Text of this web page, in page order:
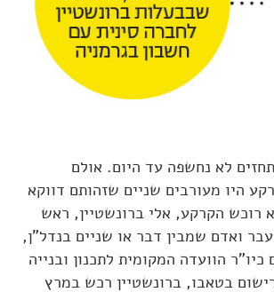
לא נחשפה עד היום. אולם
היו מעורבים שניים שזהותם דווקא
רוכש הקרקע, אלי ברונשטיין, ראש
ואדם שמבין דבר או שניים בנדל"ן,
כיו"ר הוועדה המקומית לתכנון ובנייה
בטאבו, ברונשטיין רכש במרץ